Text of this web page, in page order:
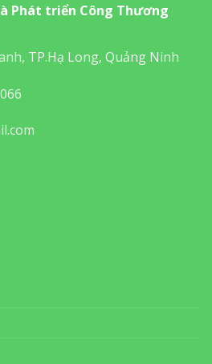
Phát triển Công Thương
TP.Hạ Long, Quảng Ninh